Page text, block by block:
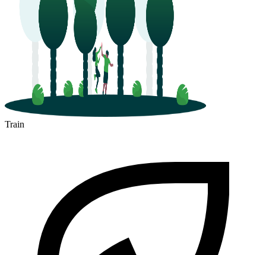
Train